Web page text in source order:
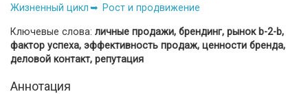
Жизненный цикл
Рост и продвижение
Ключевые слова: личные продажи, брендинг, рынок b-2-b,
фактор успеха, эффективность продаж, ценности бренда,
деловой контакт, репутация
Аннотация